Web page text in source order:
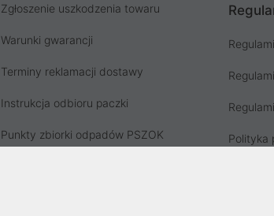
Zgłoszenie uszkodzenia towaru
Warunki gwarancji
Terminy reklamacji dostawy
Instrukcja odbioru paczki
Punkty zbiorki odpadów PSZOK Polityka